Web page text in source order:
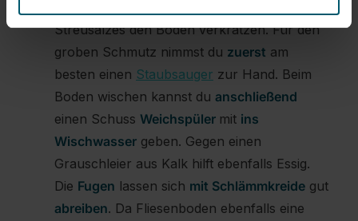
Streusalzes den Boden verkratzen. Für den
groben Schmutz nimmst du zuerst am
besten einen Staubsauger zur Hand. Beim
Boden wischen kannst du anschließend
einen Schuss Weichspüler mit ins
Wischwasser geben. Gegen einen
Grauschleier aus Kalk hilft ebenfalls Essig.
Die Fugen lassen sich mit Schlämmkreide gut
abreiben. Da Fliesenboden ebenfalls eine